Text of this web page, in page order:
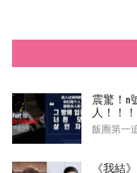
震驚！n
人！！！
飯圈第一
《我結